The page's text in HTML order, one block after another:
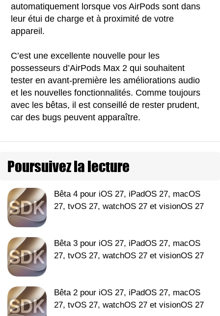
automatiquement lorsque vos AirPods sont dans
leur étui de charge et à proximité de votre
appareil.
C’est une excellente nouvelle pour les
possesseurs d’AirPods Max 2 qui souhaitent
tester en avant-première les améliorations audio
et les nouvelles fonctionnalités. Comme toujours
avec les bêtas, il est conseillé de rester prudent,
car des bugs peuvent apparaître.
Poursuivez la lecture
Bêta 4 pour iOS 27, iPadOS 27, macOS
27, tvOS 27, watchOS 27 et visionOS 27
Bêta 3 pour iOS 27, iPadOS 27, macOS
27, tvOS 27, watchOS 27 et visionOS 27
Bêta 2 pour iOS 27, iPadOS 27, macOS
27, tvOS 27, watchOS 27 et visionOS 27